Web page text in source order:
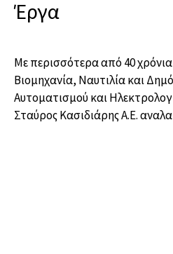
Έργα
Με περισσότερα από 40
Βιομηχανία, Ναυτιλία και
Αυτοματισμού και
Σταύρος Κασιδιάρης Α.Ε.